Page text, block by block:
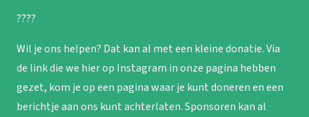
????
Wil je ons helpen? Dat kan al met een kleine donatie. Via
de link die we hier op Instagram in onze pagina hebben
gezet, kom je op een pagina waar je kunt doneren en een
berichtje aan ons kunt achterlaten. Sponsoren kan al